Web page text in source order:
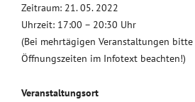
Zeitraum: 21. 05. 2022
Uhrzeit: 17:00 – 20:30 Uhr
(Bei mehrtägigen Veranstaltungen bitte
Öffnungszeiten im Infotext beachten!)
Veranstaltungsort